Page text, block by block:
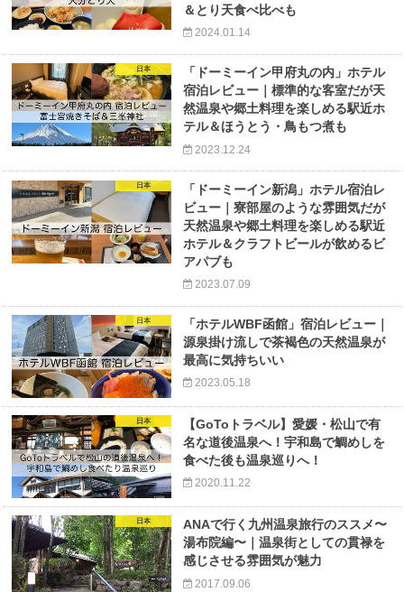
＆とり天食べ比べも
2024.01.14
日本
「ドーミーイン甲府丸の内」ホテル
宿泊レビュー｜標準的な客室だが天
然温泉や郷土料理を楽しめる駅近ホ
テル＆ほうとう・鳥もつ煮も
2023.12.24
日本
「ドーミーイン新潟」ホテル宿泊レ
ビュー｜寮部屋のような雰囲気だが
天然温泉や郷土料理を楽しめる駅近
ホテル＆クラフトビールが飲めるビ
アパブも
2023.07.09
日本
「ホテルWBF函館」宿泊レビュー｜
源泉掛け流しで茶褐色の天然温泉が
最高に気持ちいい
2023.05.18
日本
【GoToトラベル】愛媛・松山で有
名な道後温泉へ！宇和島で鯛めしを
食べた後も温泉巡りへ！
2020.11.22
日本
ANAで行く九州温泉旅行のススメ〜
湯布院編〜｜温泉街としての貫禄を
感じさせる雰囲気が魅力
2017.09.06